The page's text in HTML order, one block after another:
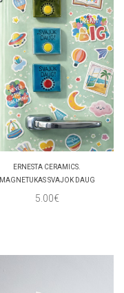
ERNESTA CERAMICS.
MAGNETUKAS SVAJOK DAUG
5.00€